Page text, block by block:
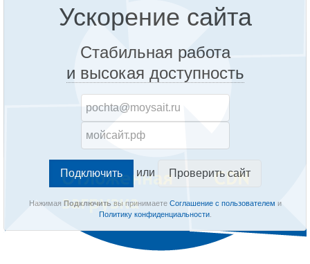
Ускорение сайта
Стабильная работа
и высокая доступность
или Проверить сайт
Нажимая Подключитьвы принимаете Соглашение с пользователем и
Политику конфиденциальности.